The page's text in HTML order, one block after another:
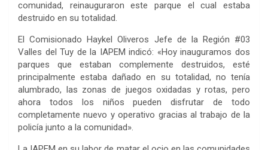
comunidad, reinauguraron este parque el cual estaba
destruido en su totalidad.
El Comisionado Haykel Oliveros Jefe de la Región #03
Valles del Tuy de la IAPEM indicó: «Hoy inauguramos dos
parques que estaban complemente destruidos, esté
principalmente estaba dañado en su totalidad, no tenía
alumbrado, las zonas de juegos oxidadas y rotas, pero
ahora todos los niños pueden disfrutar de todo
completamente nuevo y operativo gracias al trabajo de la
policía junto a la comunidad».